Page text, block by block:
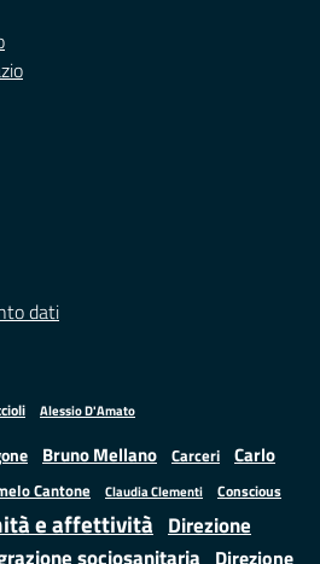
dati
Alessio D'Amato
Bruno Mellano Carceri
Carlo
Cantone Claudia Clementi Conscious
e affettività Direzione
sociosanitaria Direzione